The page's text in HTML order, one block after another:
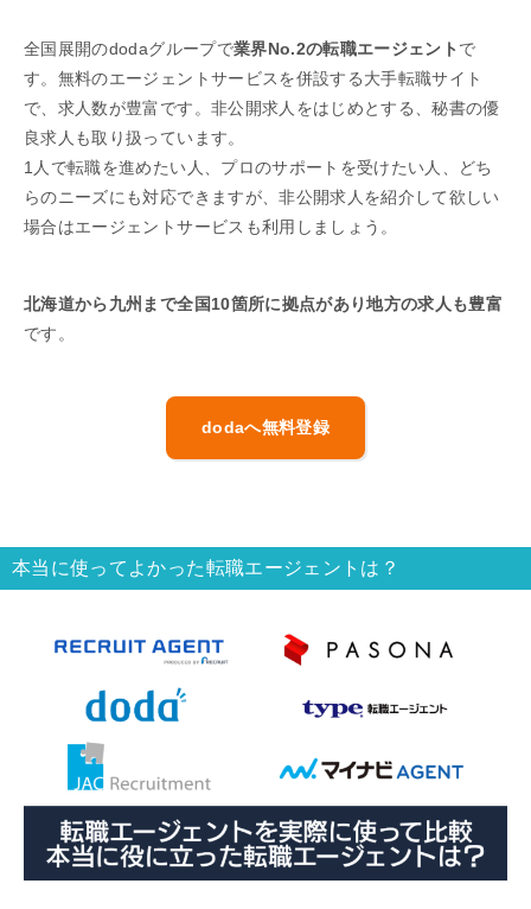
全国展開のdodaグループで業界No.2の転職エージェント で
す。無料のエージェントサービスを併設する大手転職サイト
で、求人数が豊富です。非公開求人をはじめとする、秘書の優
良求人も取り扱っています。
1人で転職を進めたい人、プロのサポートを受けたい人、どち
らのニーズにも対応できますが、非公開求人を紹介して欲しい
場合はエージェントサービスも利用しましょう。
北海道から九州まで全国10箇所に拠点があり地方の求人も豊富
です。
dodaへ無料登録
本当に使ってよかった転職エージェントは？